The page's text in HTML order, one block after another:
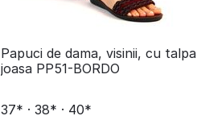
Papuci de dama, visinii, cu talpa
joasa PP51-BORDO
37* · 38* · 40*